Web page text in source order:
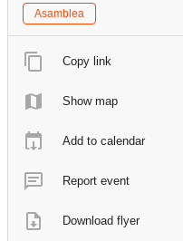
Asamblea
Copy link
Show map
Add to calendar
Report event
Download flyer